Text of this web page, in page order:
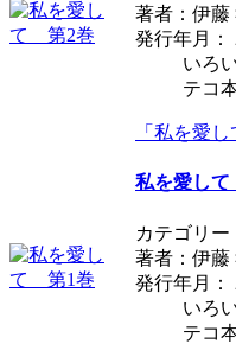
著者：伊藤
発行年月：
いろ
テコ
「私を愛
私を愛し
カテゴリー
著者：伊藤
発行年月：
いろ
テコ